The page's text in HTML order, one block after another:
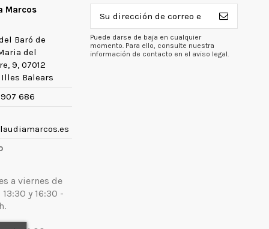
Marcos
Baró de
del
9, 07012
Illes Balears
907 686
a viernes de
y 16:30 -
Puede darse de baja en cualquier
momento. Para ello, consulte nuestra
información de contacto en el aviso legal.